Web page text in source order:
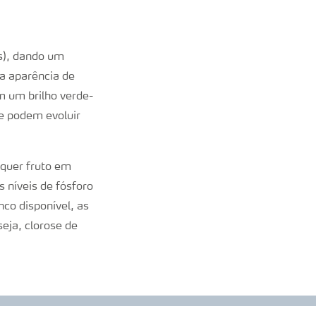
dando um
aparência de
um brilho verde-
podem evoluir
fruto em
níveis de fósforo
disponível, as
clorose de